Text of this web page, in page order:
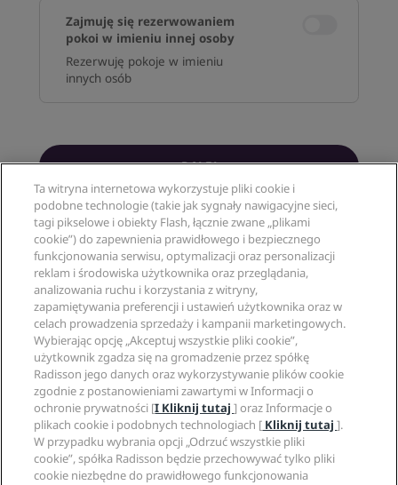
Zajmuję się rezerwowaniem
pokoi w imieniu innej osoby
Rezerwuję pokoje w imieniu
innych osób
DALEJ
Popularne kierunki podróży
Szybkie linki
Specjaliści ds. podróży
Witryna korporacyjna
Informacje prawne
Ta witryna internetowa wykorzystuje pliki cookie i
podobne technologie (takie jak sygnały nawigacyjne sieci,
tagi pikselowe i obiekty Flash, łącznie zwane „plikami
cookie”) do zapewnienia prawidłowego i bezpiecznego
funkcjonowania serwisu, optymalizacji oraz personalizacji
reklam i środowiska użytkownika oraz przeglądania,
analizowania ruchu i korzystania z witryny,
zapamiętywania preferencji i ustawień użytkownika oraz w
celach prowadzenia sprzedaży i kampanii marketingowych.
Wybierając opcję „Akceptuj wszystkie pliki cookie”,
użytkownik zgadza się na gromadzenie przez spółkę
Radisson jego danych oraz wykorzystywanie plików cookie
zgodnie z postanowieniami zawartymi w Informacji o
ochronie prywatności [I Kliknij tutaj] oraz Informacje o
plikach cookie i podobnych technologiach [ Kliknij tutaj].
W przypadku wybrania opcji „Odrzuć wszystkie pliki
cookie”, spółka Radisson będzie przechowywać tylko pliki
cookie niezbędne do prawidłowego funkcjonowania